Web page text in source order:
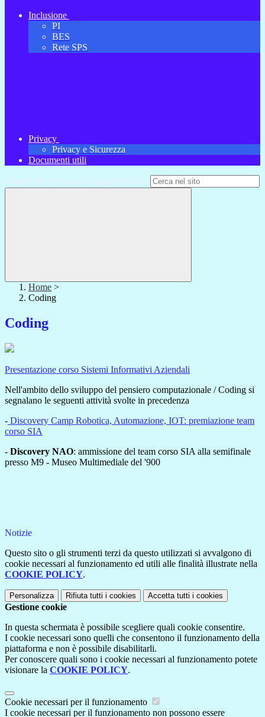
Inclusione
PI
BES
Rete SPS
Privacy
Privacy e Sicurezza
Documenti utili
Campo di ricerca per le pagine del sito
Home >
Coding
Coding
Presentazione corso Sistemi Informativi Aziendali
Nell'ambito dello sviluppo del pensiero computazionale / Coding si
segnalano le seguenti attività svolte in precedenza
- Discovery Camp Robotica, Automazione, IOT: premiazione team
corso SIA
- Discovery NAO: ammissione del team corso SIA alla semifinale
presso M9 - Museo Multimediale del '900
Notizie
Questo sito o gli strumenti terzi da questo utilizzati si avvalgono di
cookie necessari al funzionamento ed utili alle finalità illustrate nella
COOKIE POLICY.
Personalizza Rifiuta tutti i cookies Accetta tutti i cookies
Gestione cookie
In questa schermata è possibile scegliere quali cookie consentire.
I cookie necessari sono quelli che consentono il funzionamento della
piattaforma e non è possibile disabilitarli.
Per conoscere quali sono i cookie necessari al funzionamento potete
visionare la COOKIE POLICY.
Cookie necessari per il funzionamento
I cookie necessari per il funzionamento non possono essere